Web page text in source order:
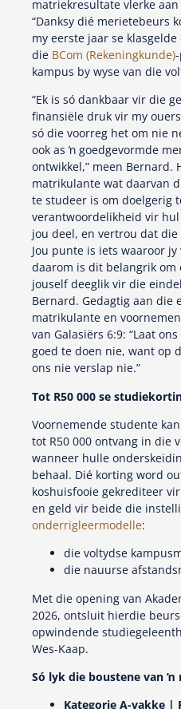
matriekresultate vlerke
“Danksy dié merietebeurs
my eerste jaar se
die BCom (Rekeningkunde)
kampus by wyse van die
“Ek is só dankbaar vir die
finansiële druk vir my
só die voorreg het om nie
ook as ŉ goedgevormde
ontwikkel,” meen Bernard.
matrikulante wat daarvan
te studeer is om doelgerig
verantwoordelikheid vir hul
jou deel, en vertrou dat
Jou punte is iets waaroor
daarom is dit belangrik om
jouself deeglik vir die
Bernard. Gedagtig aan die
matrikulante en
van Galasiërs 6:9: “Laat
goed te doen nie, want op
ons nie verslap nie.”
Tot R50 000 se
Voornemende studente
tot R50 000 ontvang in die
wanneer hulle
behaal. Dié korting word
koshuisfooie gekrediteer
en geld vir beide die
onderrigleermodelle:
die voltydse
die nauurse
Met die opening van
2026, ontsluit hierdie
opwindende
Wes-Kaap.
Só lyk die boustene van ŉ
Kategorie A-vakke |